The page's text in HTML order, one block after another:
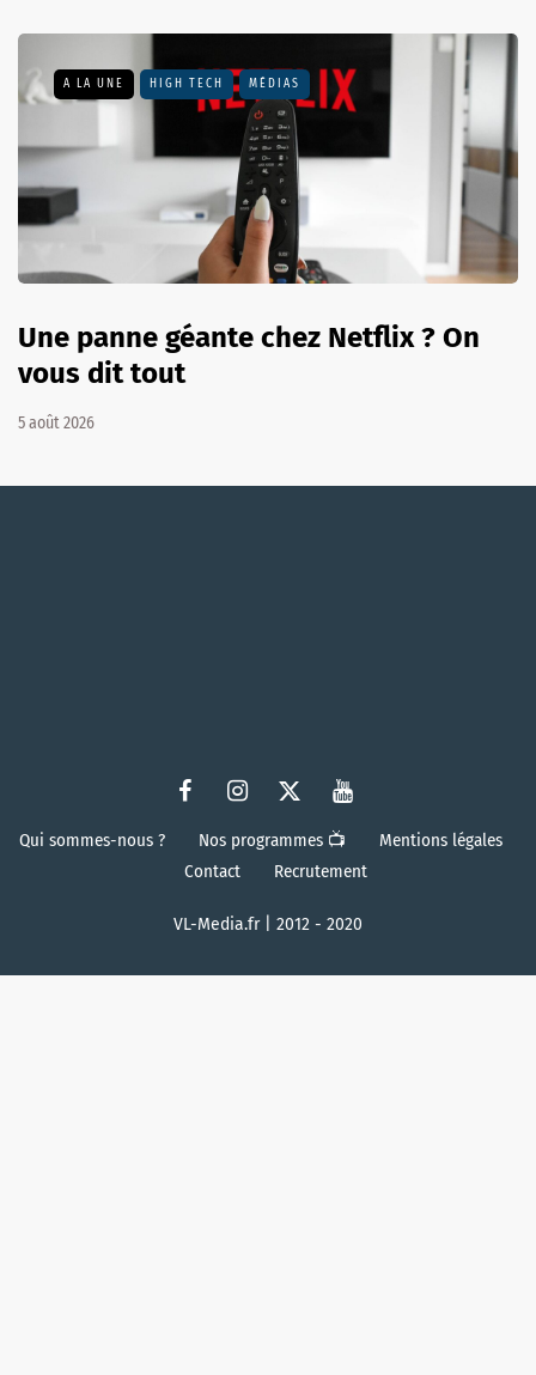
A LA UNE HIGH TECH MÉDIAS
Une panne géante chez Netflix ? On
vous dit tout
5 août 2026
Qui sommes-nous ? Nos programmes 📺
Mentions légales
Contact
Recrutement
VL-Media.fr | 2012 - 2020